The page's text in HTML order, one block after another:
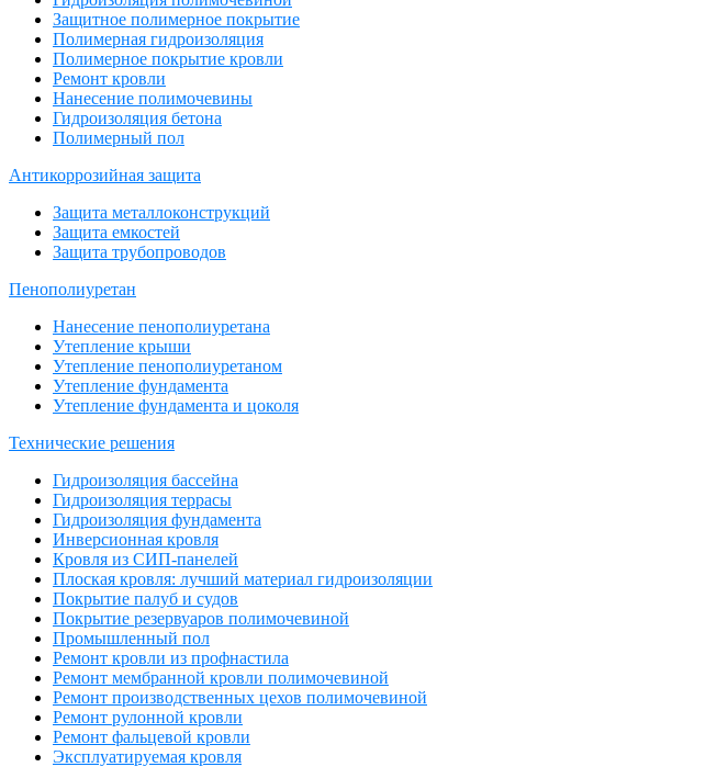
Защитное полимерное покрытие
Полимерная гидроизоляция
Полимерное покрытие кровли
Ремонт кровли
Нанесение полимочевины
Гидроизоляция бетона
Полимерный пол
Антикоррозийная защита
Защита металлоконструкций
Защита емкостей
Защита трубопроводов
Пенополиуретан
Нанесение пенополиуретана
Утепление крыши
Утепление пенополиуретаном
Утепление фундамента
Утепление фундамента и цоколя
Технические решения
Гидроизоляция бассейна
Гидроизоляция террасы
Гидроизоляция фундамента
Инверсионная кровля
Кровля из СИП-панелей
Плоская кровля: лучший материал гидроизоляции
Покрытие палуб и судов
Покрытие резервуаров полимочевиной
Промышленный пол
Ремонт кровли из профнастила
Ремонт мембранной кровли полимочевиной
Ремонт производственных цехов полимочевиной
Ремонт рулонной кровли
Ремонт фальцевой кровли
Эксплуатируемая кровля